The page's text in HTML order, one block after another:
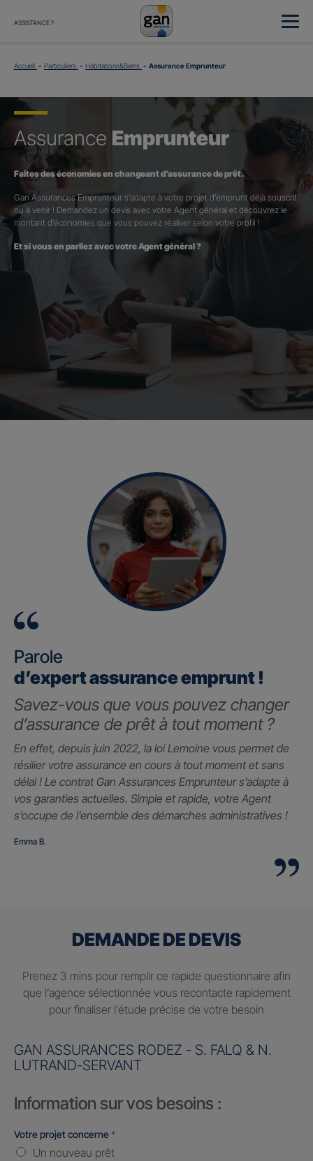
ASSISTANCE ?
Accueil Particuliers Habitations&Biens Assurance Emprunteur
Assurance Emprunteur
Faites des économies en changeant d’assurance de prêt.
Gan Assurances Emprunteur s’adapte à votre projet d’emprunt déjà souscrit
ou à venir ! Demandez un devis avec votre Agent général et découvrez le
montant d’économies que vous pouvez réaliser selon votre profil !
Et si vous en parliez avec votre Agent général ?
Parole
d’expert assurance emprunt !
Savez-vous que vous pouvez changer
d’assurance de prêt à tout moment ?
En effet, depuis juin 2022, la loi Lemoine vous permet de
résilier votre assurance en cours à tout moment et sans
délai ! Le contrat Gan Assurances Emprunteur s’adapte à
vos garanties actuelles. Simple et rapide, votre Agent
s’occupe de l’ensemble des démarches administratives !
Emma B.
DEMANDE DE DEVIS
Prenez 3 mins pour remplir ce rapide questionnaire afin
que l’agence sélectionnée vous recontacte rapidement
pour finaliser l’étude précise de votre besoin
GAN ASSURANCES RODEZ - S. FALQ & N.
LUTRAND-SERVANT
Information sur vos besoins :
Votre projet concerne *
Un nouveau prêt